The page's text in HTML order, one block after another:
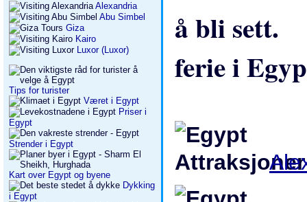
Alexandria
Abu Simbel
Giza
Kairo
Luxor (Luxor)
Tips for turister
Været i Egypt
Priser i
Egypt
Strender i Egypt
Kart over Egypt og byene
Dykking
i Egypt
ferie i